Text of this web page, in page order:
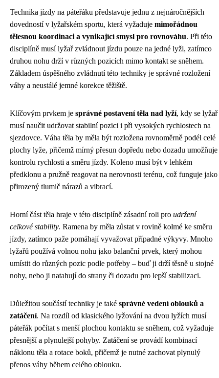
Technika jízdy na páteřáku představuje jednu z nejnáročnějších
dovedností v lyžařském sportu, která vyžaduje mimořádnou
tělesnou koordinaci a vynikající smysl pro rovnováhu. Při této
disciplíně musí lyžař zvládnout jízdu pouze na jedné lyži, zatímco
druhou nohu drží v různých pozicích mimo kontakt se sněhem.
Základem úspěšného zvládnutí této techniky je správné rozložení
váhy a neustálé jemné korekce těžiště.
Klíčovým prvkem je správné postavení těla nad lyží, kdy se lyžař
musí naučit udržovat stabilní pozici i při vysokých rychlostech na
sjezdovce. Váha těla by měla být rozložena rovnoměrně podél celé
plochy lyže, přičemž mírný přesun dopředu nebo dozadu umožňuje
kontrolu rychlosti a směru jízdy. Koleno musí být v lehkém
předklonu a pružně reagovat na nerovnosti terénu, což funguje jako
přirozený tlumič nárazů a vibrací.
Horní část těla hraje v této disciplíně zásadní roli pro udržení
celkové stability. Ramena by měla zůstat v rovině kolmé ke směru
jízdy, zatímco paže pomáhají vyvažovat případné výkyvy. Mnoho
lyžařů používá volnou nohu jako balanční prvek, který mohou
umístit do různých pozic podle potřeby – buď ji drží těsně u stojné
nohy, nebo ji natahují do strany či dozadu pro lepší stabilizaci.
Důležitou součástí techniky je také správné vedení oblouků a
zatáčení. Na rozdíl od klasického lyžování na dvou lyžích musí
páteřák počítat s menší plochou kontaktu se sněhem, což vyžaduje
přesnější a plynulejší pohyby. Zatáčení se provádí kombinací
náklonu těla a rotace boků, přičemž je nutné zachovat plynulý
přenos váhy během celého oblouku.